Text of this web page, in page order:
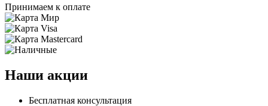
Принимаем к оплате
Наши акции
Бесплатная консультация